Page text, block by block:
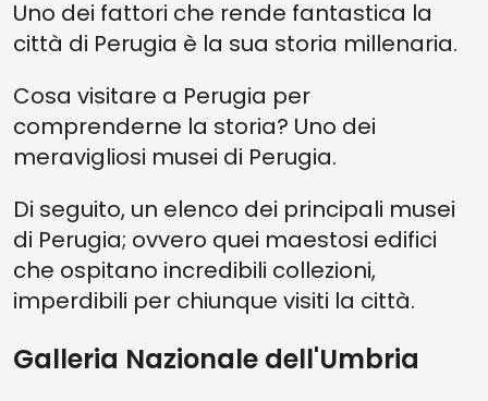
Uno dei fattori che rende fantastica la
città di Perugia è la sua storia millenaria.
Cosa visitare a Perugia per
comprenderne la storia? Uno dei
meravigliosi musei di Perugia.
Di seguito, un elenco dei principali musei
di Perugia; ovvero quei maestosi edifici
che ospitano incredibili collezioni,
imperdibili per chiunque visiti la città.
Galleria Nazionale dell'Umbria